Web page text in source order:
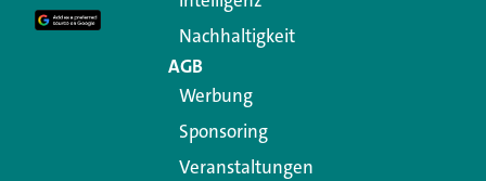
Kommentar
Nachhaltigkeit
AGB
Werbung
Sponsoring
Veranstaltungen